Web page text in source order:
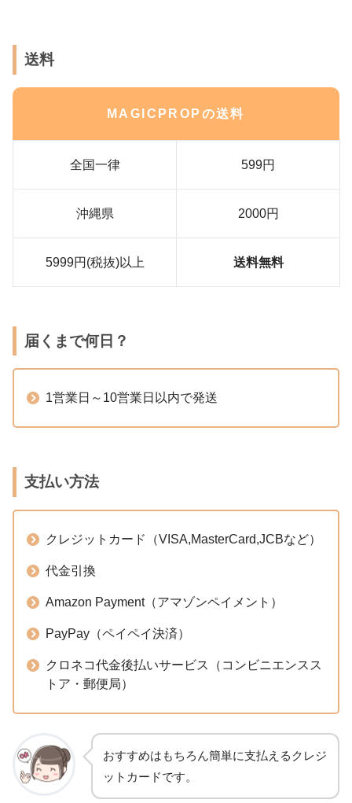
送料
MAGICPROPの送料
全国一律 599円
沖縄県 2000円
5999円(税抜)以上 送料無料
届くまで何日？
1営業日～10営業日以内で発送
支払い方法
クレジットカード（VISA,MasterCard,JCBなど）
代金引換
Amazon Payment（アマゾンペイメント）
PayPay（ペイペイ決済）
クロネコ代金後払いサービス（コンビニエンスス
トア・郵便局）
おすすめはもちろん簡単に支払えるクレジ
ットカードです。